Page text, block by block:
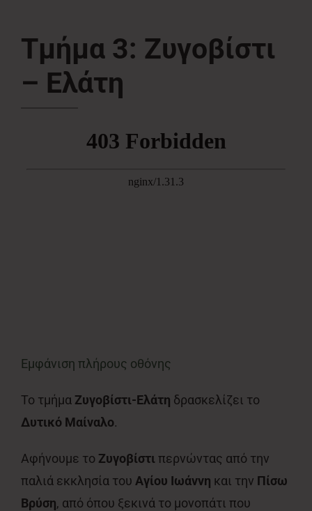
Νέα
Επικοινωνία
Τμήμα 3: Ζυγοβίστι
– Ελάτη
Εμφάνιση πλήρους οθόνης
Το τμήμα Ζυγοβίστι-Ελάτη δρασκελίζει το
Δυτικό Μαίναλο.
Αφήνουμε το Ζυγοβίστι περνώντας από την
παλιά εκκλησία του Αγίου Ιωάννη και την Πίσω
Βρύση, από όπου ξεκινά το μονοπάτι που